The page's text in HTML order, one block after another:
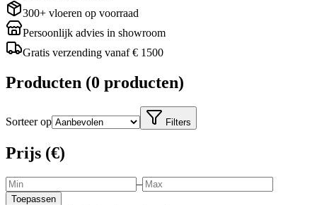
300+ vloeren op voorraad
Persoonlijk advies in showroom
Gratis verzending vanaf € 1500
Producten (0 producten)
Sorteer op Filters
Prijs (€)
–
Toepassen